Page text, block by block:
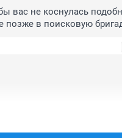
вас не коснулась
позже в поисковую